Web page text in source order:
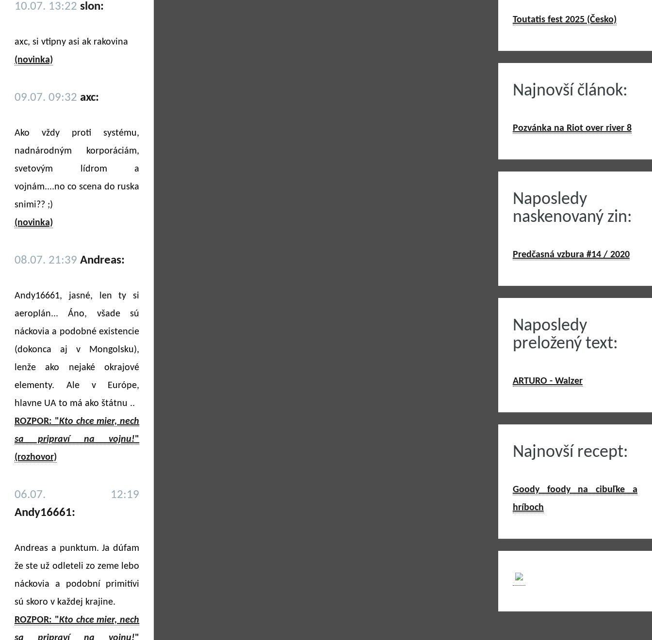
10.07. 13:22 slon:
axc, si vtipny asi ak rakovina
(novinka)
09.07. 09:32 axc:
Ako vždy proti systému,
nadnárodným korporáciám,
svetovým lídrom a
vojnám....no co scena do ruska
snimi?? ;)
(novinka)
08.07. 21:39 Andreas:
Andy16661, jasné, len ty si
aeroplán... Áno, všade sú
náckovia a podobné existencie
(dokonca aj v Mongolsku),
lenže ako nejaké okrajové
elementy. Ale v Európe,
hlavne UA to má ako štátnu ..
ROZPOR: "Kto chce mier, nech
sa pripraví na vojnu!"
(rozhovor)
06.07. 12:19
Andy16661:
Andreas a punktum. Ja dúfam
že ste už odleteli zo zeme lebo
náckovia a podobní primitívi
sú skoro v každej krajine.
ROZPOR: "Kto chce mier, nech
sa pripraví na vojnu!"
Toutatis fest 2025 (Česko)
Najnovší článok:
Pozvánka na Riot over river 8
Naposledy
naskenovaný zin:
Predčasná vzbura #14 / 2020
Naposledy
preložený text:
ARTURO - Walzer
Najnovší recept:
Goody foody na cibuľke a
hríboch